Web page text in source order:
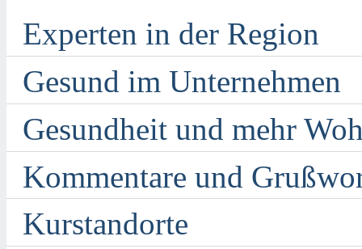
Experten in der Region
Gesund im Unternehmen
Gesundheit und mehr
Kommentare und
Kurstandorte